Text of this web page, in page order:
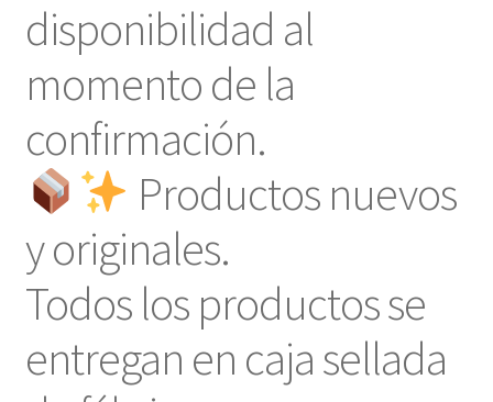
disponibilidad al
momento de la
confirmación.
Productos nuevos
y originales.
Todos los productos se
entregan en caja sellada